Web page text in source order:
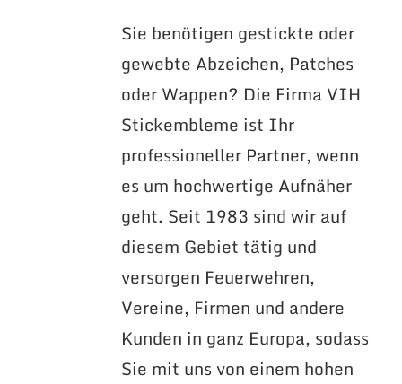
Sie benötigen gestickte oder
gewebte Abzeichen, Patches
oder Wappen? Die Firma VIH
Stickembleme ist Ihr
professioneller Partner, wenn
es um hochwertige Aufnäher
geht. Seit 1983 sind wir auf
diesem Gebiet tätig und
versorgen Feuerwehren,
Vereine, Firmen und andere
Kunden in ganz Europa, sodass
Sie mit uns von einem hohen